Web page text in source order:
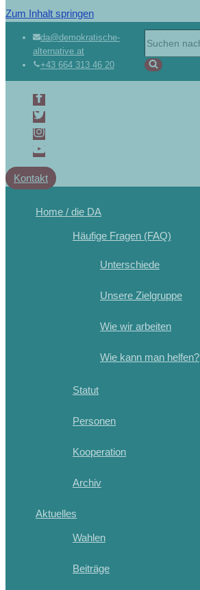
Zum Inhalt springen
da@demokratische-
alternative.at
+43 664 313 46 20
Kontakt
Home / die DA
Häufige Fragen (FAQ)
Unterschiede
Unsere Zielgruppe
Wie wir arbeiten
Wie kann man helfen?
Statut
Personen
Kooperation
Archiv
Aktuelles
Wahlen
Beiträge